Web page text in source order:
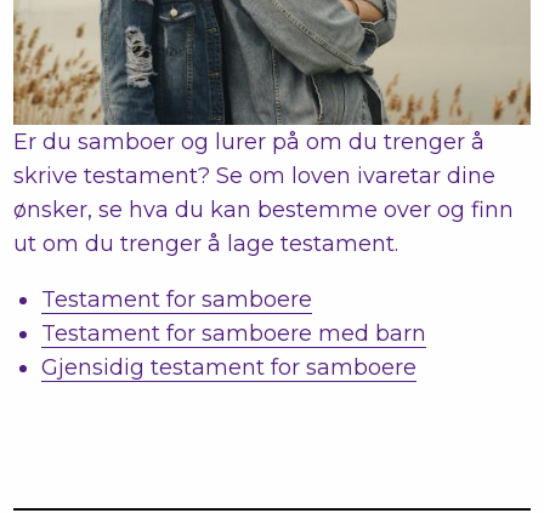
Er du samboer og lurer på om du trenger å
skrive testament? Se om loven ivaretar dine
ønsker, se hva du kan bestemme over og finn
ut om du trenger å lage testament.
Testament for samboere
Testament for samboere med barn
Gjensidig testament for samboere